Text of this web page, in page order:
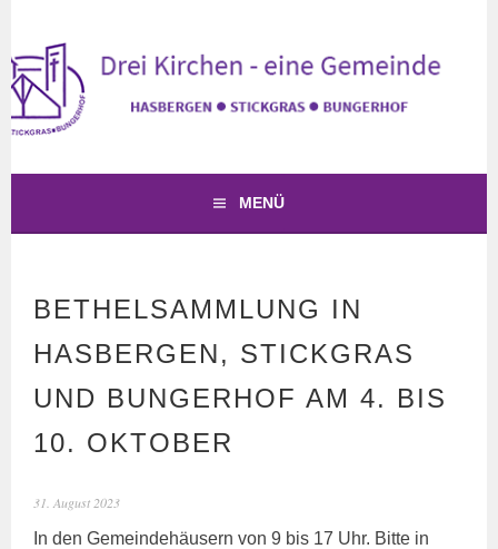
InhaltKIRCHE HASBERGEN
DREI KIRCHEN – EINE GEMEINDE
MENÜ
BETHELSAMMLUNG IN
HASBERGEN, STICKGRAS
UND BUNGERHOF AM 4. BIS
10. OKTOBER
31. August 2023
In den Gemeindehäusern von 9 bis 17 Uhr. Bitte in